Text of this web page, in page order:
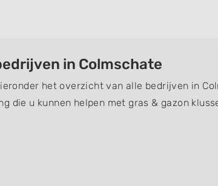
in Colmschate
het overzicht van alle bedrijven in
die u kunnen helpen met gras & gazon